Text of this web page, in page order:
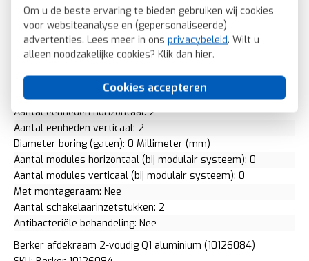
Om u de beste ervaring te bieden gebruiken wij cookies
voor websiteanalyse en (gepersonaliseerde)
advertenties. Lees meer in ons privacybeleid. Wilt u
alleen noodzakelijke cookies? Klik dan hier.
Cookies accepteren
Uitvoering oppervlakte: Mat
Geschikt voor wandgoot: Ja
Geschikt voor inbouwinstallatie (stucwerk): Ja
Bondige uitvoering: Nee
Geschikt voor inbouwinstallatie (geen stucwerk): Ja
Inbouwmontage (stucwerk): Ja
Aantal eenheden horizontaal: 2
Aantal eenheden verticaal: 2
Diameter boring (gaten): 0 Millimeter (mm)
Aantal modules horizontaal (bij modulair systeem): 0
Aantal modules verticaal (bij modulair systeem): 0
Met montageraam: Nee
Aantal schakelaarinzetstukken: 2
Antibacteriële behandeling: Nee
Berker afdekraam 2-voudig Q1 aluminium (10126084)